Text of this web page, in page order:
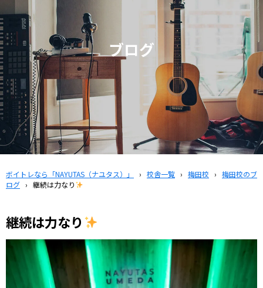
ブログ
ボイトレなら「NAYUTAS（ナユタス）」 › 校舎一覧 › 梅田校 › 梅田校のブ
ログ › 継続は力なり
継続は力なり